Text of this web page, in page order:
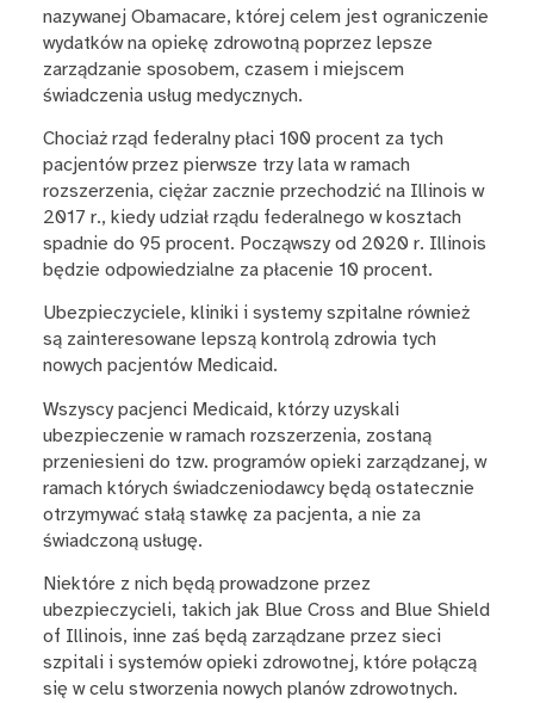
nazywanej Obamacare, której celem jest ograniczenie
wydatków na opiekę zdrowotną poprzez lepsze
zarządzanie sposobem, czasem i miejscem
świadczenia usług medycznych.
Chociaż rząd federalny płaci 100 procent za tych
pacjentów przez pierwsze trzy lata w ramach
rozszerzenia, ciężar zacznie przechodzić na Illinois w
2017 r., kiedy udział rządu federalnego w kosztach
spadnie do 95 procent. Począwszy od 2020 r. Illinois
będzie odpowiedzialne za płacenie 10 procent.
Ubezpieczyciele, kliniki i systemy szpitalne również
są zainteresowane lepszą kontrolą zdrowia tych
nowych pacjentów Medicaid.
Wszyscy pacjenci Medicaid, którzy uzyskali
ubezpieczenie w ramach rozszerzenia, zostaną
przeniesieni do tzw. programów opieki zarządzanej, w
ramach których świadczeniodawcy będą ostatecznie
otrzymywać stałą stawkę za pacjenta, a nie za
świadczoną usługę.
Niektóre z nich będą prowadzone przez
ubezpieczycieli, takich jak Blue Cross and Blue Shield
of Illinois, inne zaś będą zarządzane przez sieci
szpitali i systemów opieki zdrowotnej, które połączą
się w celu stworzenia nowych planów zdrowotnych.